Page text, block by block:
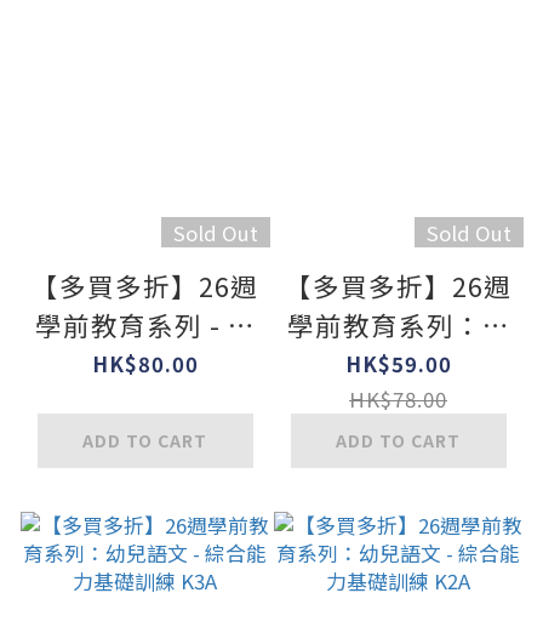
Sold Out
【多買多折】26週
學前教育系列 - 幼
兒語文 - 閱讀理解
HK$80.00
ADD TO CART
Sold Out
【多買多折】26週
學前教育系列：幼
兒語文 - 綜合能力
基礎訓練 K3B
HK$59.00
HK$78.00
ADD TO CART